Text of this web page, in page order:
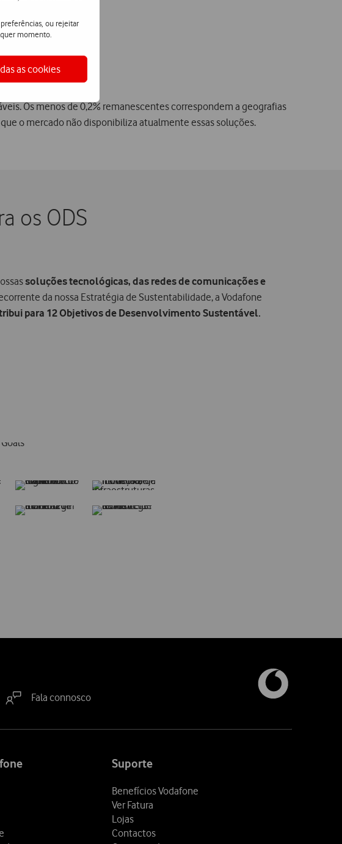
ou rejeitar
momento.
as cookies
Os menos de 0,2% remanescentes correspondem a geografias
o mercado não disponibiliza atualmente essas soluções.
os ODS
soluções tecnológicas, das redes de comunicações e
da nossa Estratégia de Sustentabilidade, a Vodafone
para 12 Objetivos de Desenvolvimento Sustentável.​
Fala connosco
Suporte
Benefícios Vodafone
Ver Fatura
Lojas
Contactos